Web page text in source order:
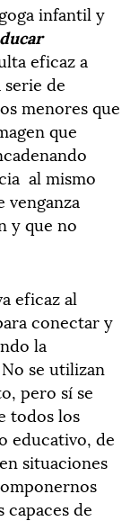
infantil y
eficaz a
de
menores que
que
al mismo
y que no
eficaz al
conectar y
la
se utilizan
pero sí se
todos los
educativo, de
situaciones
de